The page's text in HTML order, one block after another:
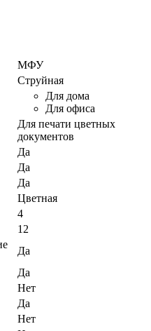
МФУ
Струйная
Для дома
Для офиса
Для печати цветных
документов
Да
Да
Да
Цветная
4
12
Да
Да
Нет
Да
Нет